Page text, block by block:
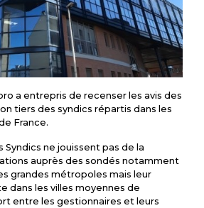
a entrepris de recenser les avis des
tiers des syndics répartis dans les
France.
Syndics ne jouissent pas de la
auprès des sondés notamment
grandes métropoles mais leur
dans les villes moyennes de
entre les gestionnaires et leurs